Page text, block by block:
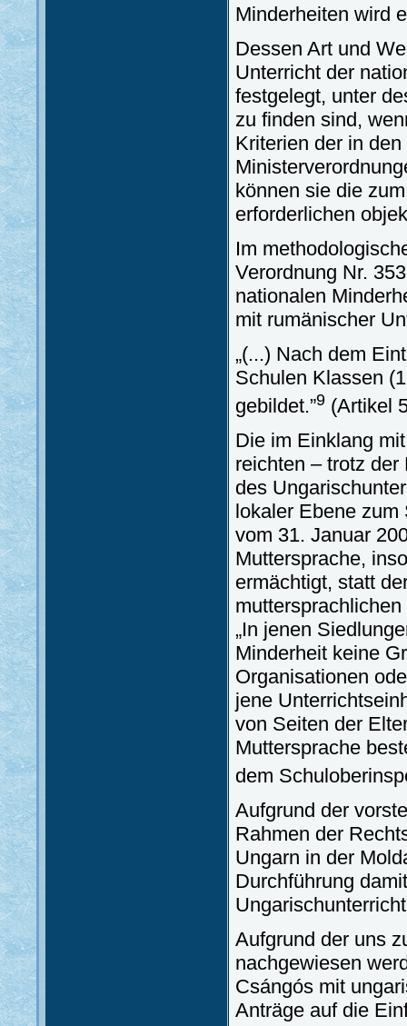
Minderheiten wird
Dessen Art und
Unterricht der
festgelegt, unter
zu finden sind,
Kriterien der in
können sie die
erforderlichen
Im
Verordnung Nr.
nationalen
mit rumänischer
„(...) Nach dem
Schulen Klassen
gebildet.”9 (Artikel
Die im Einklang
reichten – trotz
des
lokaler Ebene zum
vom 31. Januar
Muttersprache,
ermächtigt, statt
„In jenen
Minderheit keine
Organisationen
jene
von Seiten der
Muttersprache
dem
Aufgrund der
Rahmen der
Ungarn in der
Durchführung
Aufgrund der uns
nachgewiesen
Csángós mit
Anträge auf die